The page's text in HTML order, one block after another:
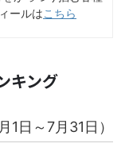
ールはこちら
キング
1日～7月31日）